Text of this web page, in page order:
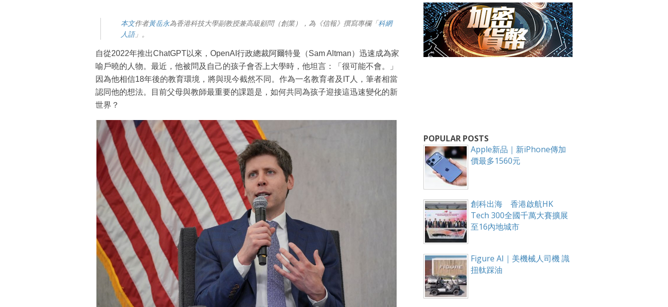
本文作者黃岳永為香港科技大學副教授兼高級顧問（創業），為《信報》撰寫專欄「科網
人語」。
自從2022年推出ChatGPT以來，OpenAI行政總裁阿爾特曼（Sam Altman）迅速成為家
喻戶曉的人物。最近，他被問及自己的孩子會否上大學時，他坦言：「很可能不會。」
因為他相信18年後的教育環境，將與現今截然不同。作為一名教育者及IT人，筆者相當
認同他的想法。目前父母與教師最重要的課題是，如何共同為孩子迎接這迅速變化的新
世界？
POPULAR POSTS
Apple新品｜新iPhone傳加
價最多1560元
創科出海 香港啟航HK
Tech 300全國千萬大賽擴展
至16內地城市
Figure AI｜美機械人司機 識
扭軚踩油
成為 EJ Tech 會員
最新資訊（附創業懶人包），直達郵箱！